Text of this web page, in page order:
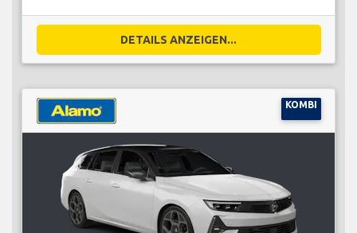
DETAILS ANZEIGEN...
KOMBI